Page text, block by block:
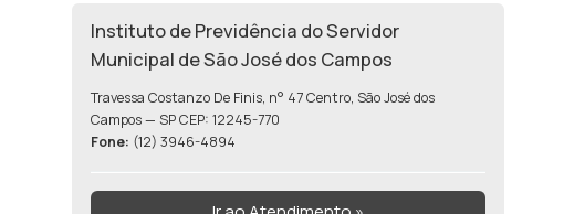
Instituto de Previdência do Servidor
Municipal de São José dos Campos
Travessa Costanzo De Finis, n° 47 Centro, São José dos
Campos — SP CEP: 12245-770
Fone: (12) 3946-4894